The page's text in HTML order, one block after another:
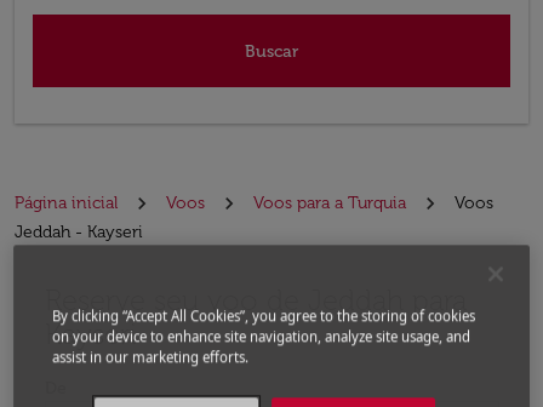
Buscar
Página inicial Voos Voos para a Turquia
Voos
Jeddah - Kayseri
Reserve seu voo de Jeddah para
Kayseri
By clicking “Accept All Cookies”, you agree to the storing of cookies
on your device to enhance site navigation, analyze site usage, and
assist in our marketing efforts.